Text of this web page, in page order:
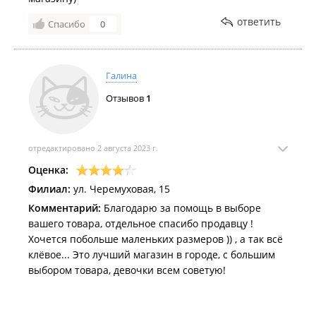
Спасибо 0 ответить
Галина
Отзывов 1
отредактировано 2 августа 2023 г.
Оценка:
Филиал: ул. Черемуховая, 15
Комментарий: Благодарю за помощь в выборе
вашего товара, отдельное спасибо продавцу !
Хочется побольше маленьких размеров )) , а так всё
клёвое... Это лучший магазин в городе, с большим
выбором товара, девочки всем советую!